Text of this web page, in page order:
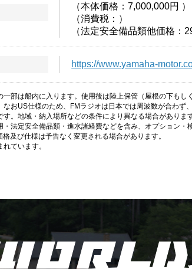
（本体価格：7,000,000円 ）
（消費税：）
（法定安全備品類他価格：
https://www.yamaha-
部は船内に入ります。使用後は陸上保管（屋根の下もし
おUS仕様のため、FMラジオは日本では周波数が合わず、
。地域・納入場所などの条件により異なる場合があります
法定安全備品類・進水諸経費などを含み、オプション・
及び仕様は予告なく変更される場合があります。
ています。